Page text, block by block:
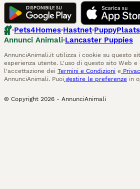
Pets4Homes Hastnet PuppyPlaats
Annunci Animali Lancaster Puppies
AnnunciAnimali.it utilizza i cookie su questo
esperienza utente. L'uso di questo sito Web
l'accettazione dei Termini e Condizioni e
AnnunciAnimali. Puoi gestire le preferenze in
© Copyright 2026 - AnnunciAnimali